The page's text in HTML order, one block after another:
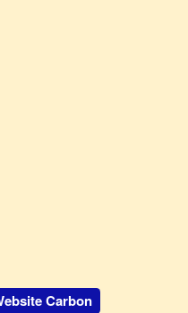
Carbon